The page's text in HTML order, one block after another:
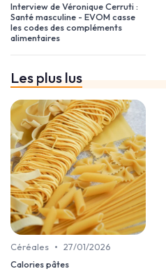
Interview de Véronique Cerruti :
Santé masculine - EVOM casse
les codes des compléments
alimentaires
Les plus lus
Céréales • 27/01/2026
Calories pâtes